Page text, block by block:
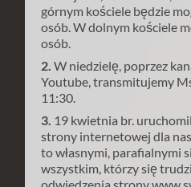
górnym kościele będzie
osób. W dolnym kościele
osób.
2. W niedzielę, poprzez
Youtube, transmitujemy
11:30.
3. 19 kwietnia br.
strony internetowej dla
to własnymi, parafialnymi
wszystkim, którzy się